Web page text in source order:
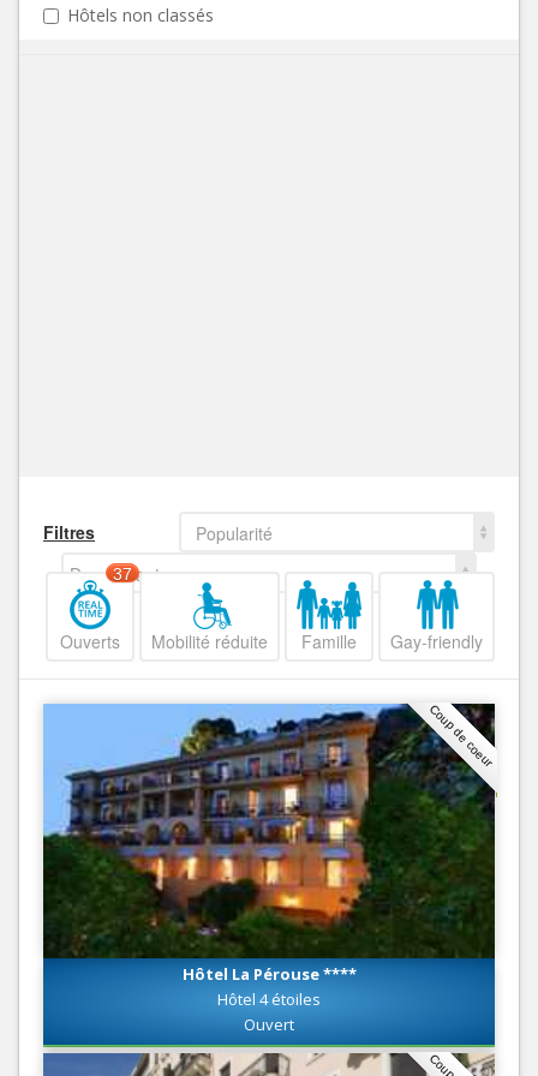
Hôtels non classés
Filtres
Popularité
Decroissant
Ouverts
37
Mobilité réduite Famille Gay-friendly
Coup de coeur
Hôtel La Pérouse ****
Hôtel 4 étoiles
Ouvert